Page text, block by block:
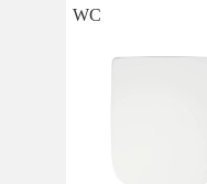
WC